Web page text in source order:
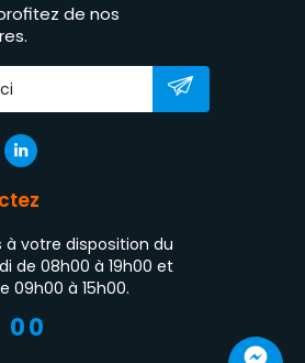
de nos
à votre disposition du
de 08h00 à 19h00 et
09h00 à 15h00.
00